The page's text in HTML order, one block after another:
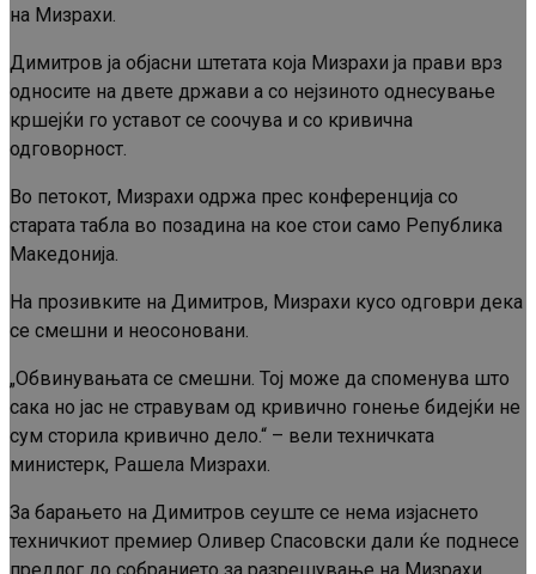
на Мизрахи.
Димитров ја објасни штетата која Мизрахи ја прави врз
односите на двете држави а со нејзиното однесување
кршејќи го уставот се соочува и со кривична
одговорност.
Во петокот, Мизрахи одржа прес конференција со
старата табла во позадина на кое стои само Република
Македонија.
На прозивките на Димитров, Мизрахи кусо одговри дека
се смешни и неосоновани.
„Обвинувањата се смешни. Тој може да споменува што
сака но јас не стравувам од кривично гонење бидејќи не
сум сторила кривично дело.“ – вели техничката
министерк, Рашела Мизрахи.
За барањето на Димитров сеуште се нема изјаснето
техничкиот премиер Оливер Спасовски дали ќе поднесе